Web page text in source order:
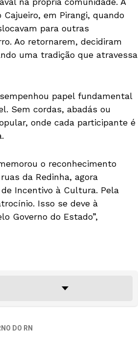
em Pirangi, quando
para outras
Ao retornarem, decidiram
uma tradição que atravessa
papel fundamental
Sem cordas, abadás ou
onde cada participante é
o reconhecimento
da Redinha, agora
Incentivo à Cultura. Pela
Isso se deve à
Governo do Estado”,
DO RN